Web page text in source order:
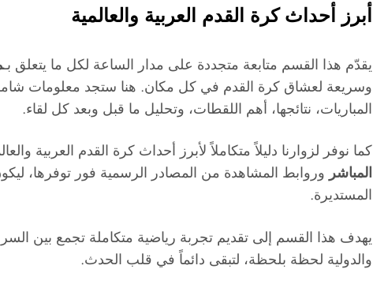
أبرز أحداث كرة القدم العربية والعالمية
يقدّم هذا القسم متابعة متجددة على مدار الساعة لكل ما يتعلق بـ
وسريعة لعشاق كرة القدم في كل مكان. هنا ستجد معلومات
المباريات، نتائجها، أهم اللقطات، وتحليل ما قبل وبعد كل لقاء.
كما نوفر لزوارنا دليلاً متكاملاً لأبرز أحداث كرة القدم العربية
المباشر وروابط المشاهدة من المصادر الرسمية فور توفرها،
المستديرة.
يهدف هذا القسم إلى تقديم تجربة رياضية متكاملة تجمع بين
والدولية لحظة بلحظة، لتبقى دائماً في قلب الحدث.